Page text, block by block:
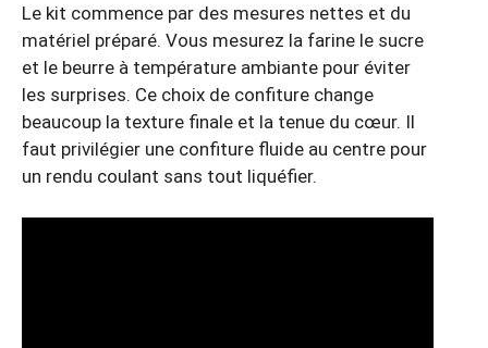
Le kit commence par des mesures nettes et du
matériel préparé. Vous mesurez la farine le sucre
et le beurre à température ambiante pour éviter
les surprises. Ce choix de confiture change
beaucoup la texture finale et la tenue du cœur. Il
faut privilégier une confiture fluide au centre pour
un rendu coulant sans tout liquéfier.